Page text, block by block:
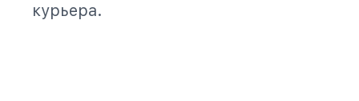
курьера.